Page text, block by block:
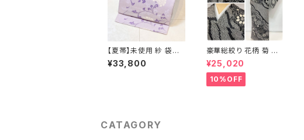
【夏帯】未使用 紗 袋帯
唐花 正絹 紫 白 淡藤色
729
¥33,800
豪華総絞り 花柄 菊 椿
藤 訪問着 鹿の子絞り
ラメ 正絹 黒 白 グレー
1435
¥25,020
10%OFF
CATAGORY